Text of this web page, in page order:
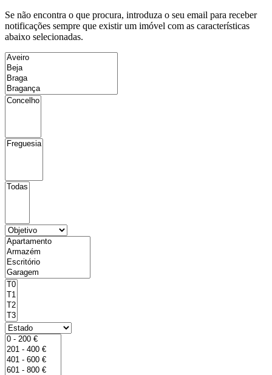
Se não encontra o que procura, introduza o seu email para receber
notificações sempre que existir um imóvel com as características
abaixo selecionadas.